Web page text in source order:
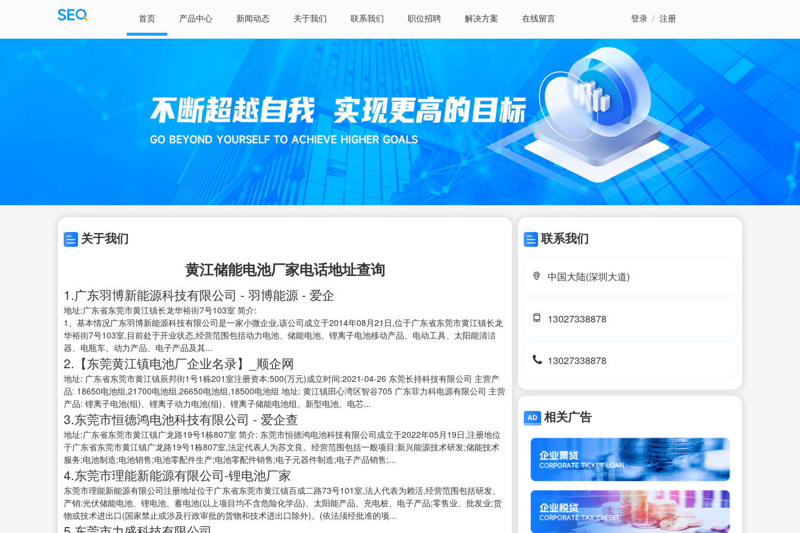
首页 产品中心 新闻动态 关于我们 联系我们 职位招聘 解决方案 在线留言 登录 / 注册
关于我们
黄江储能电池厂家电话地址查询
1.广东羽博新能源科技有限公司 - 羽博能源 - 爱企
地址:广东省东莞市黄江镇长龙华裕街7号103室 简介:
1、基本情况广东羽博新能源科技有限公司是一家小微企业,该公司成立于2014年08月21日,位于广东省东莞市黄江镇长龙
华裕街7号103室,目前处于开业状态,经营范围包括动力电池、储能电池、锂离子电池移动产品、电动工具、太阳能清洁
器、电瓶车、动力产品、电子产品及其...
2.【东莞黄江镇电池厂企业名录】_顺企网
地址: 广东省东莞市黄江镇辰邦街1号1栋201室注册资本:500(万元)成立时间:2021-04-26 东莞长持科技有限公司 主营产
品: 18650电池组,21700电池组,26650电池组,18500电池组 地址: 黄江镇田心湾区智谷705 广东菲力科电源有限公司 主营
产品: 锂离子电池(组)、锂离子动力电池(组)、锂离子储能电池组、新型电池、电芯...
3.东莞市恒德鸿电池科技有限公司 - 爱企查
地址:广东省东莞市黄江镇广龙路19号1栋807室 简介: 东莞市恒德鸿电池科技有限公司成立于2022年05月19日,注册地位
于广东省东莞市黄江镇广龙路19号1栋807室,法定代表人为苏文良。经营范围包括一般项目:新兴能源技术研发;储能技术
服务;电池制造;电池销售;电池零配件生产;电池零配件销售;电子元器件制造;电子产品销售;...
4.东莞市理能新能源有限公司-锂电池厂家
东莞市理能新能源有限公司注册地址位于广东省东莞市黄江镇百成二路73号101室,法人代表为赖活,经营范围包括研发、
产销:光伏储能电池、锂电池、蓄电池(以上项目均不含危险化学品)、太阳能产品、充电桩、电子产品;零售业、批发业;货
物或技术进出口(国家禁止或涉及行政审批的货物和技术进出口除外)。(依法须经批准的项...
联系我们
中国大陆(深圳大道)
13027338878
13027338878
相关广告